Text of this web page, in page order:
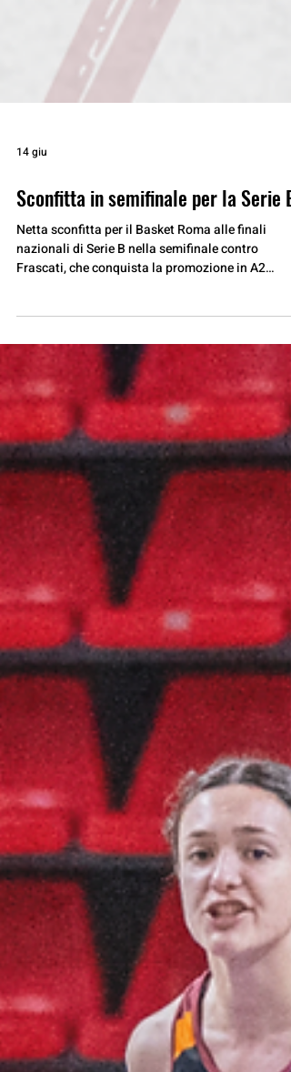
14 giu
Sconfitta in semifinale per la Serie B
Frascati, che conquista la promozione in A2
mentre per le ragazze di coach Bongiorno rimane
l’ultima occasione per la promozione nella finale
domani contro il San Raffaele, sconfitto da
Cavezzo nell’altra semifinale. La partita non
certo nel migliore dei modi per il Basket Roma: tre
falli nei primi due possessi, bonus raggiunto dopo
90 secondi di gara, ma soprattutto l’incapa